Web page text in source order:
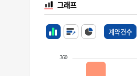
그래프
계약건수
360